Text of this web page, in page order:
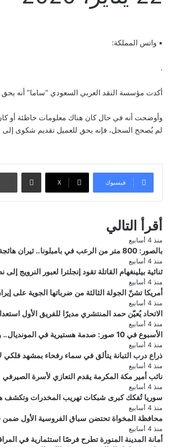
▪︎ واتس المملكة:
.
أكدت مؤسسة النقد العربي السعودي “ساما” أنه
وأوضحت أنه في حال كان هناك معلومات خاطئة أو
لم يُصحح السجل، فإنه يحق للعميل تقديم شكوى إلى
فيسبوك ‫X
مشاركة عبر البريد
أقرأ التالي
منذ 4 أسابيع
بالصور: 800 متر من الرعب في بامبلونا.. ثيران هائجة تسحق المغامرين ولن تصدق ما يحدث في «حلبة الموت»!
منذ 4 أسابيع
ثنائية بيلينغهام القاتلة تقود إنجلترا لعبور النرويج إلى
منذ 4 أسابيع
أمريكا تشنّ الجولة الثالثة من ضرباتها الجوية على
منذ 4 أسابيع
الاتحاد يُعيّن حمد المنتشري مديرًا للفريق الأول استعدادًا
منذ 4 أسابيع
الأسبوع في 10 صور: صدمة هستيرية في المونديال.. وتشييع «المرشد الإيراني» يشعل العالم
منذ 4 أسابيع
ذراع درب التبانة يتألق في سماء رفحاء بمشهد فلكي
منذ 4 أسابيع
نائب أمير مكة المكرمة يقدم التعازي لأسرة الصيرفي
منذ 4 أسابيع
سوريا تُفكك كبرى شبكات تهريب المخدرات وتكشف
منذ 4 أسابيع
محافظة المخواة تحتضن سباق الفروسية الأول ضمن
منذ 4 أسابيع
أمانة المدينة المنورة تطرح فرصًا استثمارية في